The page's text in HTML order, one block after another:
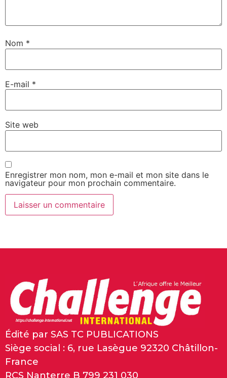
Nom *
E-mail *
Site web
Enregistrer mon nom, mon e-mail et mon site dans le
navigateur pour mon prochain commentaire.
Édité par SAS TC PUBLICATIONS
Siège social : 6, rue Lasègue 92320 Châtillon-
France
RCS Nanterre B 799 231 030